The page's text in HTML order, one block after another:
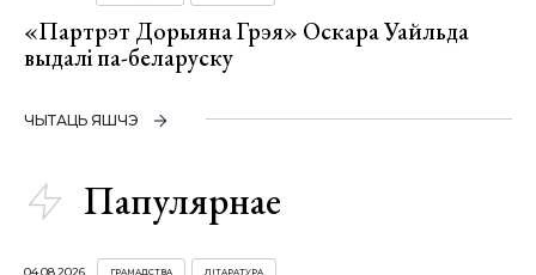
«Партрэт Дорыяна Грэя» Оскара Уайльда
выдалі па-беларуску
ЧЫТАЦЬ ЯШЧЭ
Папулярнае
04.08.2026 ГРАМАДСТВА ЛІТАРАТУРА